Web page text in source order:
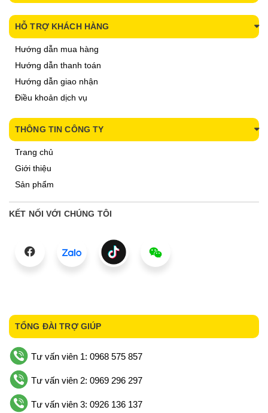
HỖ TRỢ KHÁCH HÀNG
Hướng dẫn mua hàng
Hướng dẫn thanh toán
Hướng dẫn giao nhận
Điều khoản dịch vụ
THÔNG TIN CÔNG TY
Trang chủ
Giới thiệu
Sản phẩm
KẾT NỐI VỚI CHÚNG TÔI
TỔNG ĐÀI TRỢ GIÚP
Tư vấn viên 1: 0968 575 857
Tư vấn viên 2: 0969 296 297
Tư vấn viên 3: 0926 136 137